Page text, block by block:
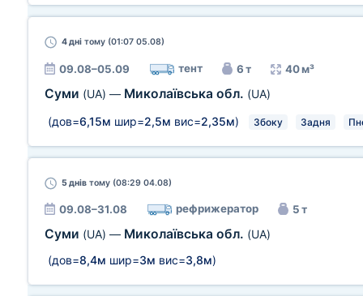
4 дні тому (01:07 05.08)
09.08–05.09 тент 6 т 40 м³
Суми (UA) — Миколаївська обл. (UA)
(дов=6,15м шир=2,5м вис=2,35м) Збоку Задня
5 днів тому (08:29 04.08)
09.08–31.08 рефрижератор 5 т
Суми (UA) — Миколаївська обл. (UA)
(дов=8,4м шир=3м вис=3,8м)